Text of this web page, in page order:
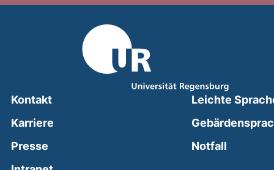
Kontakt
Karriere
Presse
Leichte
Notfall